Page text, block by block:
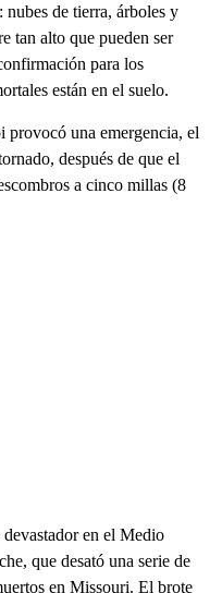
de tierra, árboles y
tan alto que pueden ser
para los
están en el suelo.
provocó una emergencia, el
después de que el
a cinco millas (8
en el Medio
que desató una serie de
en Missouri. El brote